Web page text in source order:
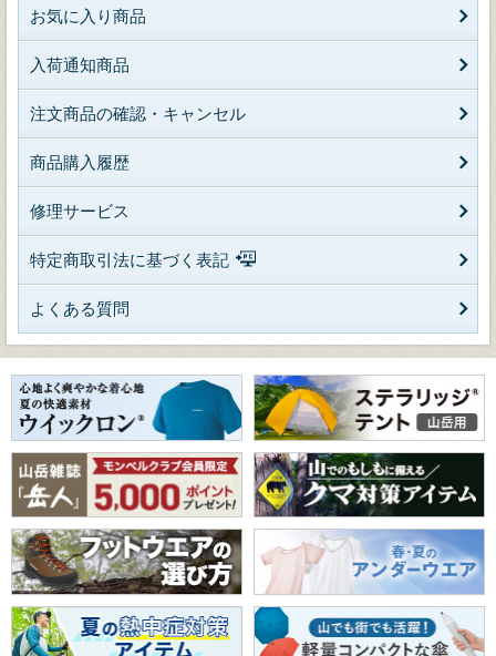
お気に入り商品
入荷通知商品
注文商品の確認・キャンセル
商品購入履歴
修理サービス
特定商取引法に基づく表記
よくある質問